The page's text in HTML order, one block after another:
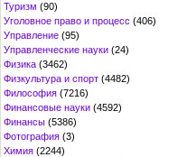
Туризм (90)
Уголовное право и процесс (406)
Управление (95)
Управленческие науки (24)
Физика (3462)
Физкультура и спорт (4482)
Философия (7216)
Финансовые науки (4592)
Финансы (5386)
Фотография (3)
Химия (2244)